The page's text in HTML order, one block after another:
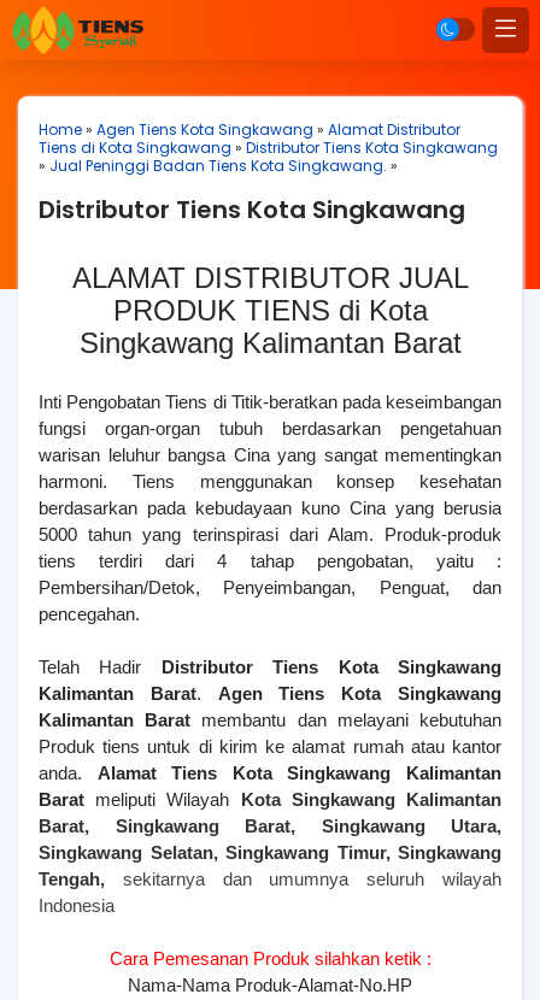
Home» Agen Tiens Kota Singkawang » Alamat Distributor
Tiens di Kota Singkawang » Distributor Tiens Kota Singkawang
» Jual Peninggi Badan Tiens Kota Singkawang. »
Distributor Tiens Kota Singkawang
ALAMAT DISTRIBUTOR JUAL
PRODUK TIENS di Kota
Singkawang Kalimantan Barat
Inti Pengobatan Tiens di Titik-beratkan pada keseimbangan
fungsi organ-organ tubuh berdasarkan pengetahuan
warisan leluhur bangsa Cina yang sangat mementingkan
harmoni. Tiens menggunakan konsep kesehatan
berdasarkan pada kebudayaan kuno Cina yang berusia
5000 tahun yang terinspirasi dari Alam. Produk-produk
tiens terdiri dari 4 tahap pengobatan, yaitu :
Pembersihan/Detok, Penyeimbangan, Penguat, dan
pencegahan.
Telah Hadir Distributor Tiens Kota Singkawang
Kalimantan Barat. Agen Tiens Kota Singkawang
Kalimantan Barat membantu dan melayani kebutuhan
Produk tiens untuk di kirim ke alamat rumah atau kantor
anda. Alamat Tiens Kota Singkawang Kalimantan
Barat meliputi Wilayah Kota Singkawang Kalimantan
Barat, Singkawang Barat, Singkawang Utara,
Singkawang Selatan, Singkawang Timur, Singkawang
Tengah,
sekitarnya dan umumnya seluruh wilayah
Indonesia
Cara Pemesanan Produk silahkan ketik :
Nama-Nama Produk-Alamat-No.HP